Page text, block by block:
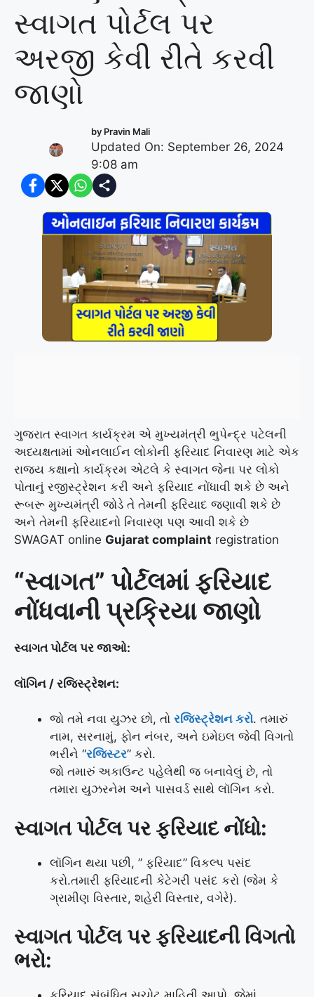
સ્વાગત પોર્ટલ પર
અરજી કેવી રીતે કરવી
જાણો
by Pravin Mali
Updated On: September 26, 2024
9:08 am
ગુજરાત સ્વાગત કાર્યક્રમ એ મુખ્યમંત્રી ભુપેન્દ્ર પટેલની
અધ્યક્ષતામાં ઓનલાઈન લોકોની ફરિયાદ નિવારણ માટે એક
રાજ્ય કક્ષાનો કાર્યક્રમ એટલે કે સ્વાગત જેના પર લોકો
પોતાનું રજીસ્ટ્રેશન કરી અને ફરિયાદ નોંધાવી શકે છે અને
રૂબરૂ મુખ્યમંત્રી જોડે તે તેમની ફરિયાદ જણાવી શકે છે
અને તેમની ફરિયાદનો નિવારણ પણ આવી શકે છે
SWAGAT online Gujarat complaint registration
“સ્વાગત” પોર્ટલમાં ફરિયાદ
નોંધવાની પ્રક્રિયા જાણો
સ્વાગત પોર્ટલ પર જાઓ:
લૉગિન / રજિસ્ટ્રેશન:
જો તમે નવા યુઝર છો, તો રજિસ્ટ્રેશન કરો. તમારું
નામ, સરનામું, ફોન નંબર, અને ઇમેઇલ જેવી વિગતો
ભરીને “રજિસ્ટર” કરો.
જો તમારું અકાઉન્ટ પહેલેથી જ બનાવેલું છે, તો
તમારા યુઝરનેમ અને પાસવર્ડ સાથે લૉગિન કરો.
સ્વાગત પોર્ટલ પર ફરિયાદ નોંધો:
લૉગિન થયા પછી, ” ફરિયાદ” વિકલ્પ પસંદ
કરો.તમારી ફરિયાદની કેટેગરી પસંદ કરો (જેમ કે
ગ્રામીણ વિસ્તાર, શહેરી વિસ્તાર, વગેરે).
સ્વાગત પોર્ટલ પર ફરિયાદની વિગતો
ભરો: